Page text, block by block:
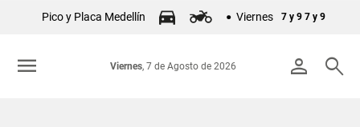
Colombia
Pico y Placa Medellín Viernes 7 y 9 7 y 9
person search
Viernes, 7 de Agosto de 2026
menu